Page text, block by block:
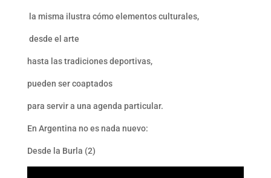
la misma ilustra cómo elementos culturales,
desde el arte
hasta las tradiciones deportivas,
pueden ser coaptados
para servir a una agenda particular.
En Argentina no es nada nuevo:
Desde la Burla (2)